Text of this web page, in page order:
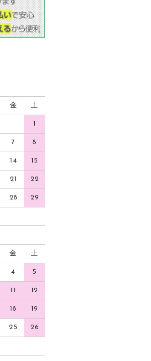
金 土
1
7 8
14 15
21 22
28 29
金 土
4 5
11 12
18 19
25 26